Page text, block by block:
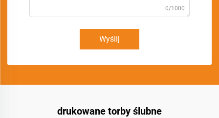
0/1000
Wyślij
drukowane torby ślubne